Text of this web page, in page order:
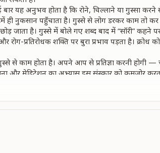
यह अनुभव होता है कि रोने, चिल्लाने या गुस्सा करने
ही नुकसान पहुँचाता है। गुस्से से लोग डरकर काम तो
जाता है। गुस्से में बोले गए शब्द बाद में “सॉरी” कहने
रोग-प्रतिरोधक शक्ति पर बुरा प्रभाव पड़ता है।
से काम होता है। अपने आप से प्रतिज्ञा करनी होगी
और मेडिटेशन का अभ्यास इस संस्कार को कमजोर
के साथ उसे यह अनुभव कराना होगा कि गुस्सा काम